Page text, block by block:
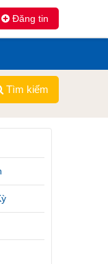
Đăng tin
Tìm kiếm